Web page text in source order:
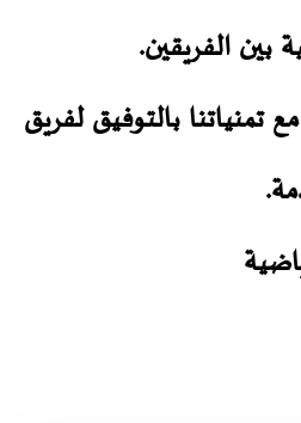
بين الفريقين.
تمنياتنا بالتوفيق لفريق